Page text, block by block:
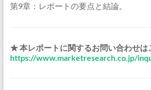
第9章：レポートの要点と結論。
★ 本レポートに関するお問い合わせ
https://www.marketresearch.co.jp/